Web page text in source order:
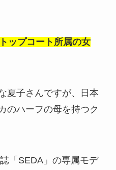
ップコート所属の女
夏子さんですが、日本
のハーフの母を持つク
「SEDA」の専属モデ